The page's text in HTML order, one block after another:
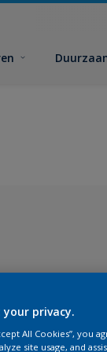
your privacy.
All Cookies”, you
site usage, and